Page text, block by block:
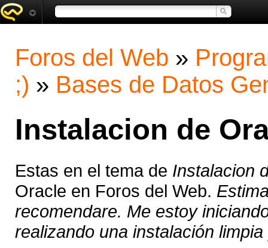
Foros del Web »
;) » Bases de Datos
Instalacion de
Estas en el tema de Instalacion
Oracle en Foros del Web.
recomendare. Me estoy
realizando una instalación